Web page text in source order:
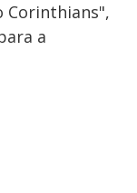
Corinthians",
a